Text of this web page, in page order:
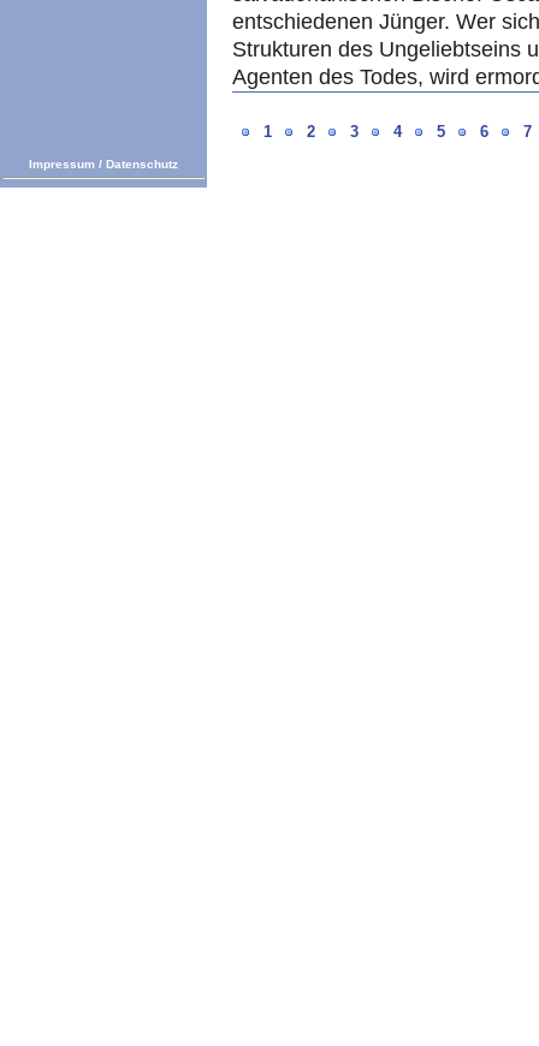
entschiedenen Jünger. Wer
Strukturen des Ungeliebtseins
Agenten des Todes, wird
1 2 3 4 5 6 7
Impressum / Datenschutz